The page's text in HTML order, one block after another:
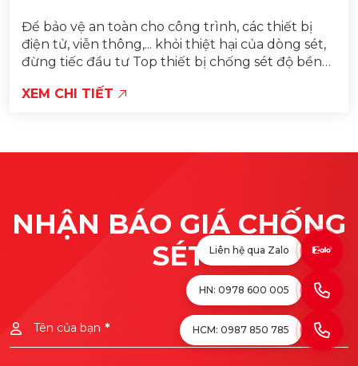
Để bảo vệ an toàn cho công trình, các thiết bị
điện tử, viễn thông,... khỏi thiệt hại của dòng sét,
đừng tiếc đầu tư Top thiết bị chống sét độ bền
XEM CHI TIẾT
NHẬN BÁO GIÁ CHỐNG
SÉT
Tên của bạn *
Liên hệ qua Zalo
HN: 0978 600 005
HCM: 0987 850 785